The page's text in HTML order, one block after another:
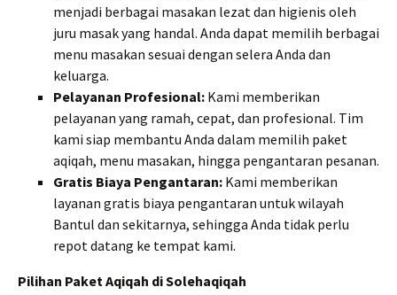
menjadi berbagai masakan lezat dan higienis oleh
juru masak yang handal. Anda dapat memilih berbagai
menu masakan sesuai dengan selera Anda dan
keluarga.
Pelayanan Profesional: Kami memberikan
pelayanan yang ramah, cepat, dan profesional. Tim
kami siap membantu Anda dalam memilih paket
aqiqah, menu masakan, hingga pengantaran pesanan.
Gratis Biaya Pengantaran: Kami memberikan
layanan gratis biaya pengantaran untuk wilayah
Bantul dan sekitarnya, sehingga Anda tidak perlu
repot datang ke tempat kami.
Pilihan Paket Aqiqah di Solehaqiqah